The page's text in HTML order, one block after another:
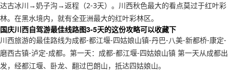
达古冰川→奶子沟→返程（2-3天）。川西秋色最大的看点莫过于红叶彩
林。在黑水境内，就有全亚洲最大的红叶彩林区。
国庆川西自驾游最佳线路图3-5天的这份攻略可以收藏下
川西旅游的最佳路线为成都-都江堰-四姑娘山镇-丹巴-八美-新都桥-康定-
磨西古镇-泸定-成都。第一天：成都-都江堰-四姑娘山镇 第一天从成都出
发，经都江堰、卧龙、翻过巴朗山，抵达四姑娘山。